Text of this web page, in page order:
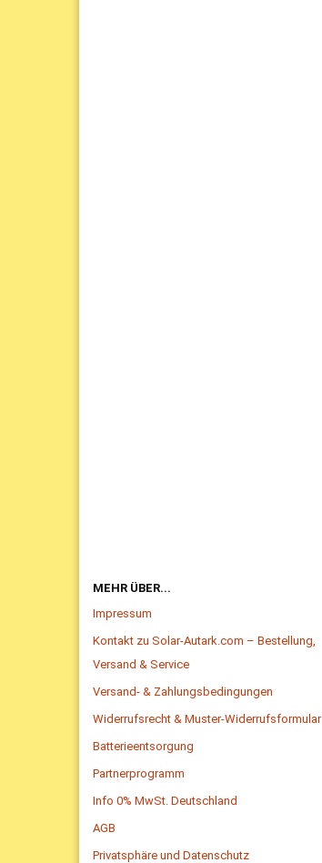
MEHR ÜBER...
Impressum
Kontakt zu Solar-Autark.com – Bestellung,
Versand & Service
Versand- & Zahlungsbedingungen
Widerrufsrecht & Muster-Widerrufsformular
Batterieentsorgung
Partnerprogramm
Info 0% MwSt. Deutschland
AGB
Privatsphäre und Datenschutz